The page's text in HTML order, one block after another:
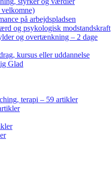
på arbejdspladsen
og psykologisk modstandskraft
og overtænkning – 2 dage
kursus eller uddannelse
Glad
terapi – 59 artikler